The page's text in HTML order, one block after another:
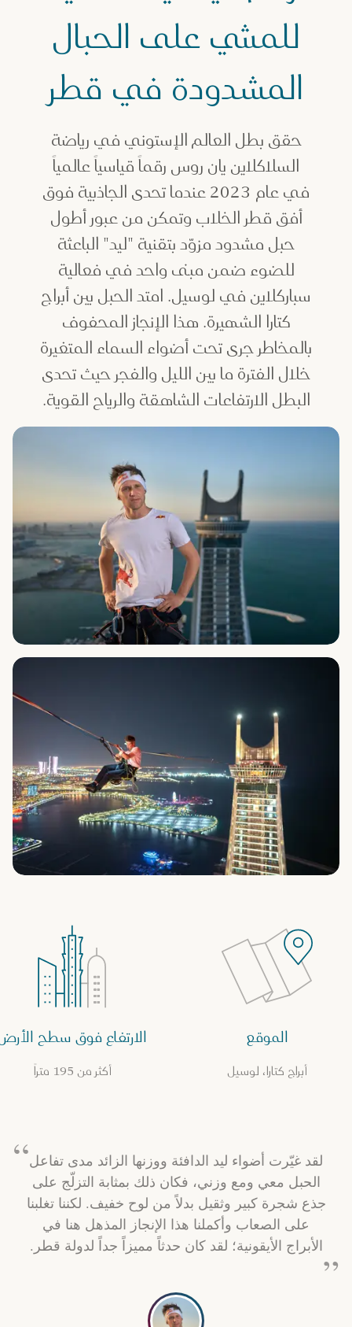
للمشي على الحبال
المشدودة في قطر
حقق بطل العالم الإستوني في رياضة
السلاكلاين يان روس رقماً قياسياً عالمياً
في عام 2023 عندما تحدى الجاذبية فوق
أفق قطر الخلاب وتمكن من عبور أطول
حبل مشدود مزوّد بتقنية "ليد" الباعثة
للضوء ضمن مبنى واحد في فعالية
سباركلاين في لوسيل. امتد الحبل بين أبراج
كتارا الشهيرة. هذا الإنجاز المحفوف
بالمخاطر جرى تحت أضواء السماء المتغيرة
خلال الفترة ما بين الليل والفجر حيث تحدى
البطل الارتفاعات الشاهقة والرياح القوية.
الموقع
أبراج كتارا، لوسيل
الارتفاع فوق سطح
أكثر من 195 متراً
لقد غيّرت أضواء ليد الدافئة ووزنها الزائد مدى تفاعل
الحبل معي ومع وزني، فكان ذلك بمثابة التزلّج على
جذع شجرة كبير وثقيل بدلاً من لوح خفيف. لكننا تغلبنا
على الصعاب وأكملنا هذا الإنجاز المذهل هنا في
الأبراج الأيقونية؛ لقد كان حدثاً مميزاً جداً لدولة قطر.